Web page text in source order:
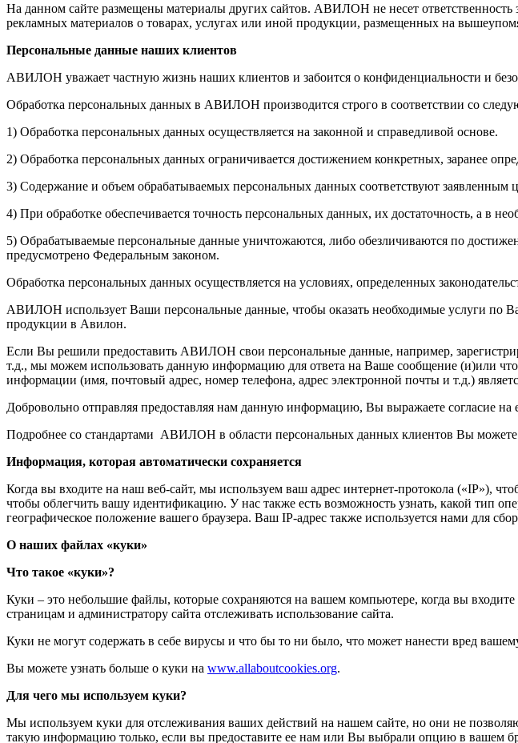
На данном сайте размещены материалы других сайтов. АВИЛОН не несет ответственность
рекламных материалов о товарах, услугах или иной продукции, размещенных на
Персональные данные наших клиентов
АВИЛОН уважает частную жизнь наших клиентов и забоится о конфиденциальности и
Обработка персональных данных в АВИЛОН производится строго в соответствии со
1) Обработка персональных данных осуществляется на законной и справедливой основе.
2) Обработка персональных данных ограничивается достижением конкретных, заранее
3) Содержание и объем обрабатываемых персональных данных соответствуют
4) При обработке обеспечивается точность персональных данных, их достаточность, а в
5) Обрабатываемые персональные данные уничтожаются, либо обезличиваются по
предусмотрено Федеральным законом.
Обработка персональных данных осуществляется на условиях, определенных
АВИЛОН использует Ваши персональные данные, чтобы оказать необходимые услуги по
продукции в Авилон.
Если Вы решили предоставить АВИЛОН свои персональные данные, например,
т.д., мы можем использовать данную информацию для ответа на Ваше сообщение (и)или
информации (имя, почтовый адрес, номер телефона, адрес электронной почты и т.д.)
Добровольно отправляя предоставляя нам данную информацию, Вы выражаете
Подробнее со стандартами АВИЛОН в области персональных данных клиентов Вы можете
Информация, которая автоматически сохраняется
Когда вы входите на наш веб-сайт, мы используем ваш адрес интернет-протокола («IP»),
чтобы облегчить вашу идентификацию. У нас также есть возможность узнать, какой тип
географическое положение вашего браузера. Ваш IP-адрес также используется нами для
О наших файлах «куки»
Что такое «куки»?
Куки – это небольшие файлы, которые сохраняются на вашем компьютере, когда вы
страницам и администратору сайта отслеживать использование сайта.
Куки не могут содержать в себе вирусы и что бы то ни было, что может нанести вред
Вы можете узнать больше о куки на www.allaboutcookies.org.
Для чего мы используем куки?
Мы используем куки для отслеживания ваших действий на нашем сайте, но они не
такую информацию только, если вы предоставите ее нам или Вы выбрали опцию в вашем